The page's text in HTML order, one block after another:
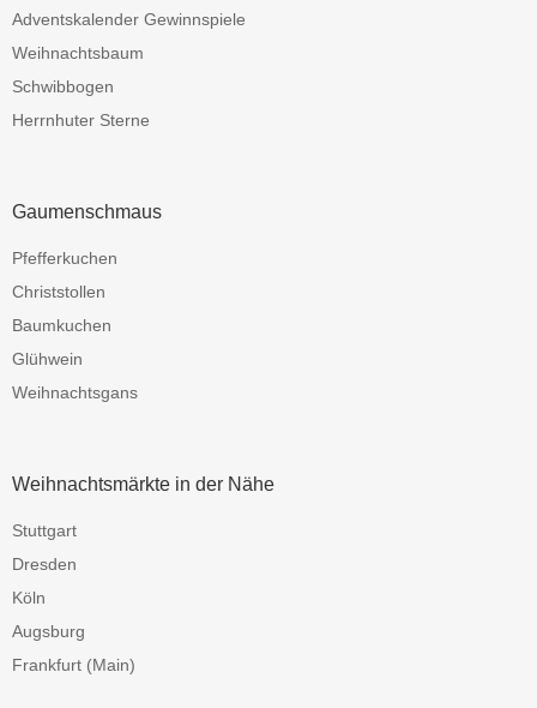
Adventskalender Gewinnspiele
Weihnachtsbaum
Schwibbogen
Herrnhuter Sterne
Gaumenschmaus
Pfefferkuchen
Christstollen
Baumkuchen
Glühwein
Weihnachtsgans
Weihnachtsmärkte in der Nähe
Stuttgart
Dresden
Köln
Augsburg
Frankfurt (Main)